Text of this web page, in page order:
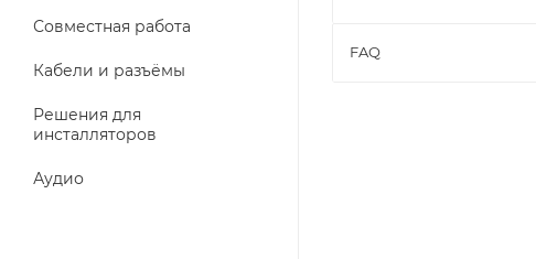
Совместная работа
Кабели и разъёмы
Решения для
инсталляторов
Аудио
FAQ